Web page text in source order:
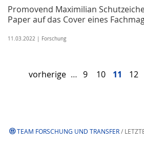
Promovend Maximilian
Paper auf das Cover eines
11.03.2022 | Forschung
vorherige … 9 10 11 12
TEAM FORSCHUNG UND TRANSFER/